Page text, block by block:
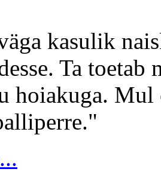
kasulik
Ta
hoiakuga. Mul